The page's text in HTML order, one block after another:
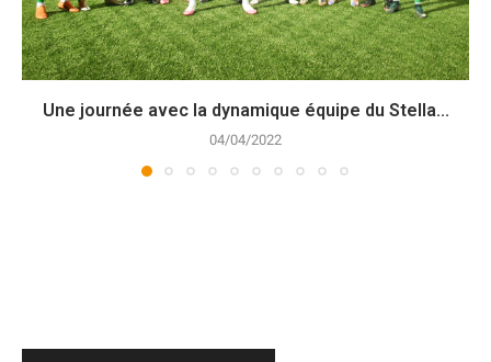
Une journée avec la dynamique équipe du Stella...
04/04/2022